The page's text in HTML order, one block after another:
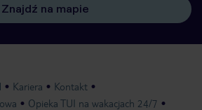
Znajdź na mapie
Kariera
Kontakt
Opieka TUI na wakacjach 24/7